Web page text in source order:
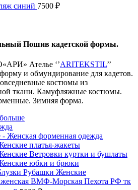
синий 7500 ₽
Пошив кадетской формы.
Ателье ‘’ARITEKSTIL’’
и обмундирование для кадетов.
костюмы из
ткани. Камуфляжные костюмы.
Зимняя форма.
- Женская форменная одежда
платья-жакеты
Ветровки куртки и бушлаты
юбки и брюки
Рубашки Женские
ВМФ-Морская Пехота РФ тк